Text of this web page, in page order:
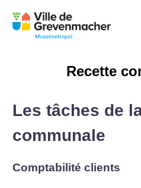
Recette
Les tâches de
communale
Comptabilité clients